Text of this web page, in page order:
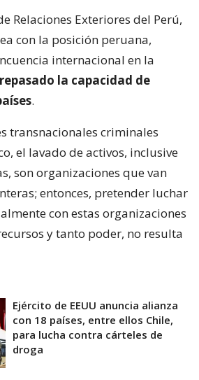
Relaciones Exteriores del Perú,
con la posición peruana,
internacional en la
la capacidad de
.
transnacionales criminales
el lavado de activos, inclusive
son organizaciones que van
entonces, pretender luchar
con estas organizaciones
y tanto poder, no resulta
Ejército de EEUU anuncia alianza
con 18 países, entre ellos Chile,
para lucha contra cárteles de
droga